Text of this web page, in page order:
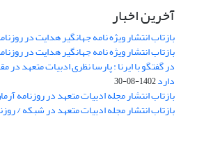
آخرین اخبار
بازتاب انتشار ویژه نامه جهانگیر هدایت در
بازتاب انتشار ویژه نامه جهانگیر هدایت در
در گفتگو با ایرنا : پارسا نظری ادبیات متعهد در
دارد1402-08-30
بازتاب انتشار مجله ادبیات متعهد در روزنامه
بازتاب انتشار مجله ادبیات متعهد در شبکه /